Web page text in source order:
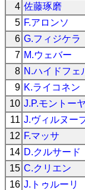
4 佐藤琢磨
5 F.アロンソ
6 G.フィジケラ
7 M.ウェバー
8 N.ハイドフェ
9 K.ライコネン
10 J.P.モントーヤ
11 J.ヴィルヌー
12 F.マッサ
14 D.クルサード
15 C.クリエン
16 J.トゥルーリ